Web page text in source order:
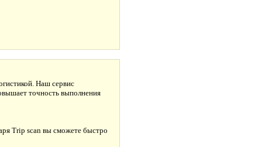
Наш сервис
точность выполнения
Trip scan вы сможете быстро